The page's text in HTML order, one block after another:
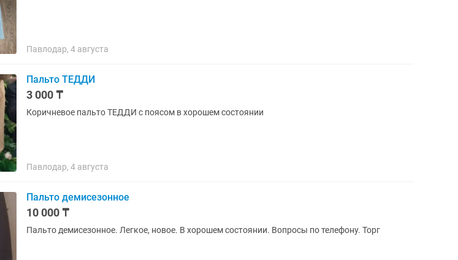
Павлодар, 4 августа
Пальто ТЕДДИ
3 000 ₸
Коричневое пальто ТЕДДИ с поясом в хорошем состоянии
Павлодар, 4 августа
Пальто демисезонное
10 000 ₸
Пальто демисезонное. Легкое, новое. В хорошем состоянии. Вопросы по телефону. Торг